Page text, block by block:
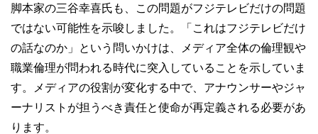
脚本家の三谷幸喜氏も、この問題がフジテレビだけの問題
ではない可能性を示唆しました。「これはフジテレビだけ
の話なのか」という問いかけは、メディア全体の倫理観や
職業倫理が問われる時代に突入していることを示していま
す。メディアの役割が変化する中で、アナウンサーやジャ
ーナリストが担うべき責任と使命が再定義される必要があ
ります。